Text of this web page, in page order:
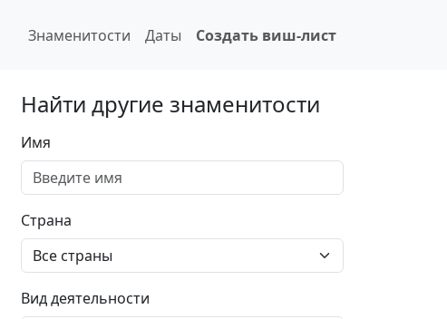
Знаменитости Даты Создать виш-лист
Найти другие знаменитости
Имя
Страна
Вид деятельности